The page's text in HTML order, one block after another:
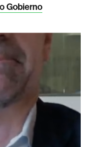
Gobierno